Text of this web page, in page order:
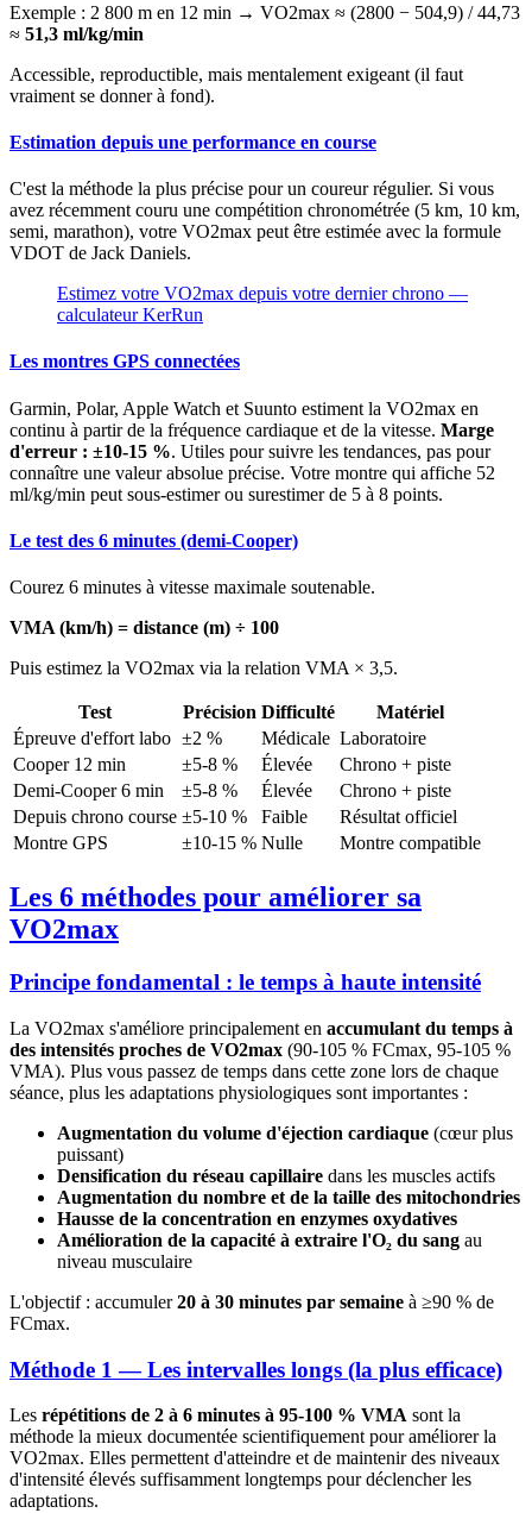
Exemple : 2 800 m en 12 min → VO2max ≈ (2800 − 504,9) / 44,73
≈ 51,3 ml/kg/min
Accessible, reproductible, mais mentalement exigeant (il faut
vraiment se donner à fond).
Estimation depuis une performance en course
C'est la méthode la plus précise pour un coureur régulier. Si vous
avez récemment couru une compétition chronométrée (5 km, 10 km,
semi, marathon), votre VO2max peut être estimée avec la formule
VDOT de Jack Daniels.
Estimez votre VO2max depuis votre dernier chrono —
calculateur KerRun
Les montres GPS connectées
Garmin, Polar, Apple Watch et Suunto estiment la VO2max en
continu à partir de la fréquence cardiaque et de la vitesse. Marge
d'erreur : ±10-15 %. Utiles pour suivre les tendances, pas pour
connaître une valeur absolue précise. Votre montre qui affiche 52
ml/kg/min peut sous-estimer ou surestimer de 5 à 8 points.
Le test des 6 minutes (demi-Cooper)
Courez 6 minutes à vitesse maximale soutenable.
VMA (km/h) = distance (m) ÷ 100
Puis estimez la VO2max via la relation VMA × 3,5.
Test Précision Difficulté
Matériel
Épreuve d'effort labo ±2 % Médicale Laboratoire
Cooper 12 min
±5-8 % Élevée
Chrono + piste
Demi-Cooper 6 min
±5-8 % Élevée
Chrono + piste
Depuis chrono course ±5-10 % Faible
Résultat officiel
Montre GPS
±10-15 % Nulle Montre compatible
Les 6 méthodes pour améliorer sa
VO2max
Principe fondamental : le temps à haute intensité
La VO2max s'améliore principalement en accumulant du temps à
des intensités proches de VO2max (90-105 % FCmax, 95-105 %
VMA). Plus vous passez de temps dans cette zone lors de chaque
séance, plus les adaptations physiologiques sont importantes :
Augmentation du volume d'éjection cardiaque (cœur plus
puissant)
Densification du réseau capillaire dans les muscles actifs
Augmentation du nombre et de la taille des mitochondries
Hausse de la concentration en enzymes oxydatives
Amélioration de la capacité à extraire l'O₂ du sang au
niveau musculaire
L'objectif : accumuler20 à 30 minutes par semaine à ≥90 % de
FCmax.
Méthode 1 — Les intervalles longs (la plus efficace)
Les répétitions de 2 à 6 minutes à 95-100 % VMA sont la
méthode la mieux documentée scientifiquement pour améliorer la
VO2max. Elles permettent d'atteindre et de maintenir des niveaux
d'intensité élevés suffisamment longtemps pour déclencher les
adaptations.